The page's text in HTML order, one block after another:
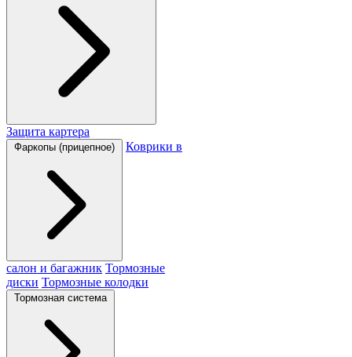
Защита картера
Фаркопы (прицепное) Коврики в
салон и багажник Тормозные
диски Тормозные колодки
Тормозная система